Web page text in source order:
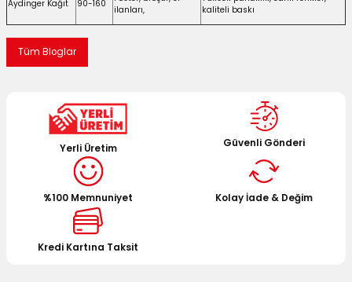
Aydinger Kağıt 90-160
ilanları,
kaliteli baskı
Tüm Bloglar
Yerli Üretim Güvenli Gönderi
%100 Memnuniyet Kolay İade & Değim
Kredi Kartına Taksit